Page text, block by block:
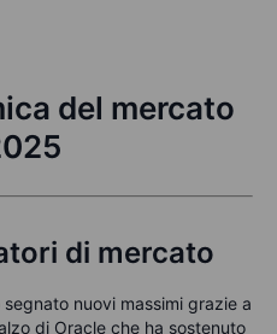
del mercato
di mercato
nuovi massimi grazie a
di Oracle che ha sostenuto